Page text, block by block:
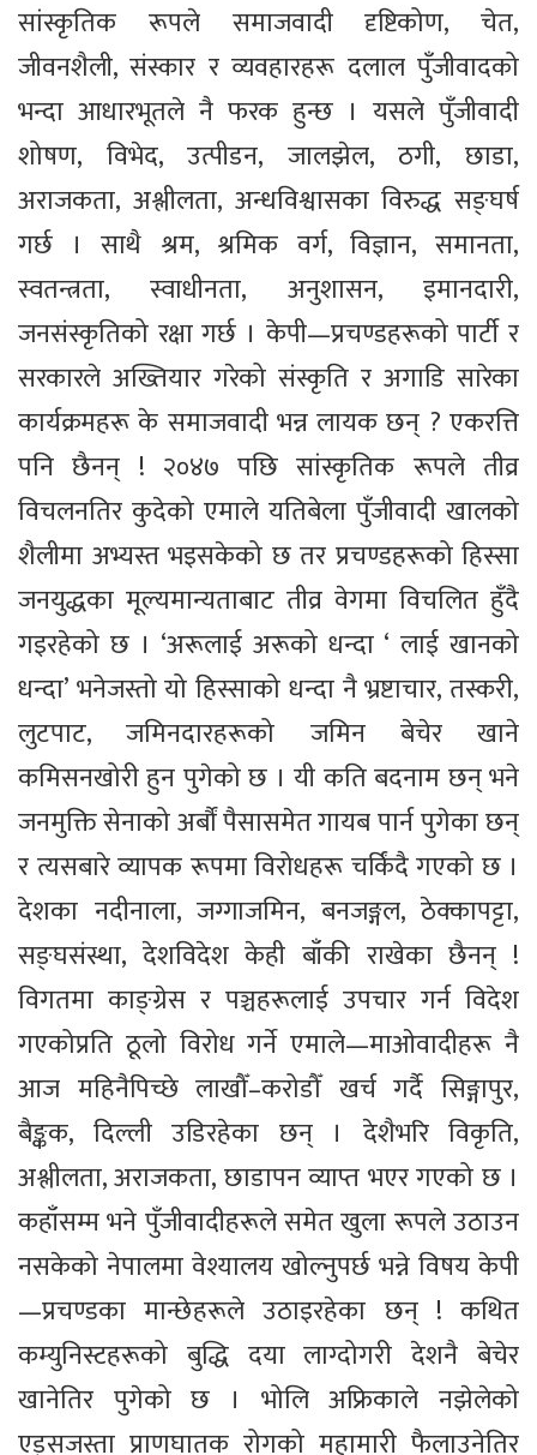
सांस्कृतिक रूपले समाजवादी दृष्टिकोण, चेत,
जीवनशैली, संस्कार र व्यवहारहरू दलाल पुँजीवादको
भन्दा आधारभूतले नै फरक हुन्छ । यसले पुँजीवादी
शोषण, विभेद, उत्पीडन, जालझेल, ठगी, छाडा,
अराजकता, अश्लीलता, अन्धविश्वासका विरुद्ध सङ्घर्ष
गर्छ । साथै श्रम, श्रमिक वर्ग, विज्ञान, समानता,
स्वतन्त्रता, स्वाधीनता, अनुशासन, इमानदारी,
जनसंस्कृतिको रक्षा गर्छ । केपी—प्रचण्डहरूको पार्टी र
सरकारले अख्तियार गरेको संस्कृति र अगाडि सारेका
कार्यक्रमहरू के समाजवादी भन्न लायक छन् ? एकरत्ति
पनि छैनन् ! २०४७ पछि सांस्कृतिक रूपले तीव्र
विचलनतिर कुदेको एमाले यतिबेला पुँजीवादी खालको
शैलीमा अभ्यस्त भइसकेको छ तर प्रचण्डहरूको हिस्सा
जनयुद्धका मूल्यमान्यताबाट तीव्र वेगमा विचलित हुँदै
गइरहेको छ । ‘अरूलाई अरूको धन्दा ‘ लाई खानको
धन्दा’ भनेजस्तो यो हिस्साको धन्दा नै भ्रष्टाचार, तस्करी,
लुटपाट, जमिनदारहरूको जमिन बेचेर खाने
कमिसनखोरी हुन पुगेको छ । यी कति बदनाम छन् भने
जनमुक्ति सेनाको अर्बौं पैसासमेत गायब पार्न पुगेका छन्
र त्यसबारे व्यापक रूपमा विरोधहरू चर्किंदै गएको छ ।
देशका नदीनाला, जग्गाजमिन, बनजङ्गल, ठेक्कापट्टा,
सङ्घसंस्था, देशविदेश केही बाँकी राखेका छैनन् !
विगतमा काङ्ग्रेस र पञ्चहरूलाई उपचार गर्न विदेश
गएकोप्रति ठूलो विरोध गर्ने एमाले—माओवादीहरू नै
आज महिनैपिच्छे लाखौँ–करोडौँ खर्च गर्दै सिङ्गापुर,
बैङ्कक, दिल्ली उडिरहेका छन् । देशैभरि विकृति,
अश्लीलता, अराजकता, छाडापन व्याप्त भएर गएको छ ।
कहाँसम्म भने पुँजीवादीहरूले समेत खुला रूपले उठाउन
नसकेको नेपालमा वेश्यालय खोल्नुपर्छ भन्ने विषय केपी
—प्रचण्डका मान्छेहरूले उठाइरहेका छन् ! कथित
कम्युनिस्टहरूको बुद्धि दया लाग्दोगरी देशनै बेचेर
खानेतिर पुगेको छ । भोलि अफ्रिकाले नझेलेको
एड्सजस्ता प्राणघातक रोगको महामारी फैलाउनेतिर